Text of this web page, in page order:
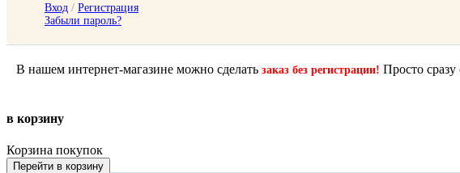
Вход / Регистрация
Забыли пароль?
В нашем интернет-магазине можно сделать заказ без регистрации! Просто
в корзину
Корзина покупок
Перейти в корзину